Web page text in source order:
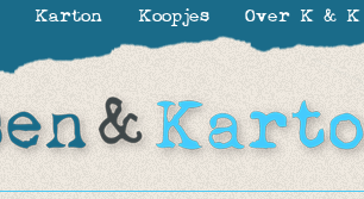
Karton Koopjes Over K & K